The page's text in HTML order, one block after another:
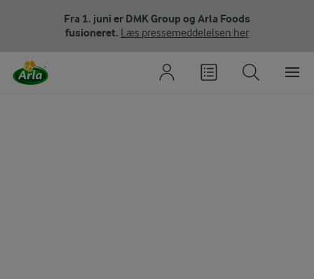
Fra 1. juni er DMK Group og Arla Foods
fusioneret. Læs pressemeddelelsen her